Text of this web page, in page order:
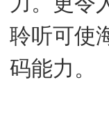
聆听可使
码能力。